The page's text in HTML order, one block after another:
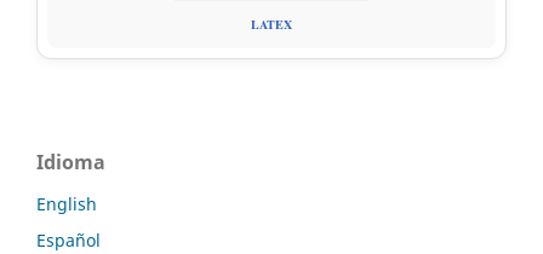
LATEX
Idioma
English
Español